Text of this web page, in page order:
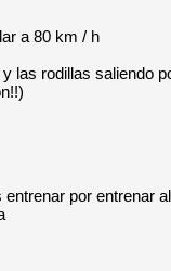
a 80 km / h
las rodillas saliendo
por entrenar